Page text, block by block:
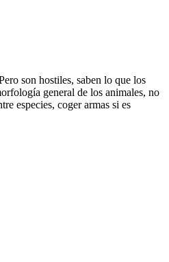
son hostiles, saben lo que los
general de los animales, no
especies, coger armas si es